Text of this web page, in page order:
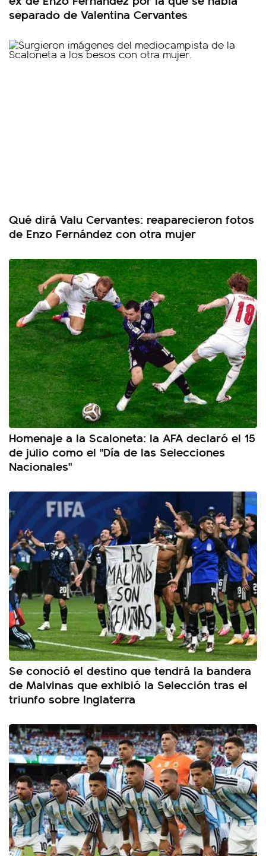
separado de Valentina Cervantes
Qué dirá Valu Cervantes: reaparecieron fotos
de Enzo Fernández con otra mujer
Homenaje a la Scaloneta: la AFA declaró el 15
de julio como el "Día de las Selecciones
Nacionales"
Se conoció el destino que tendrá la bandera
de Malvinas que exhibió la Selección tras el
triunfo sobre Inglaterra